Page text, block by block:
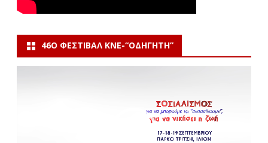
46Ο ΦΕΣΤΙΒΆΛ ΚΝΕ-“ΟΔΗΓΗΤΗ”
Πρόγραμμα